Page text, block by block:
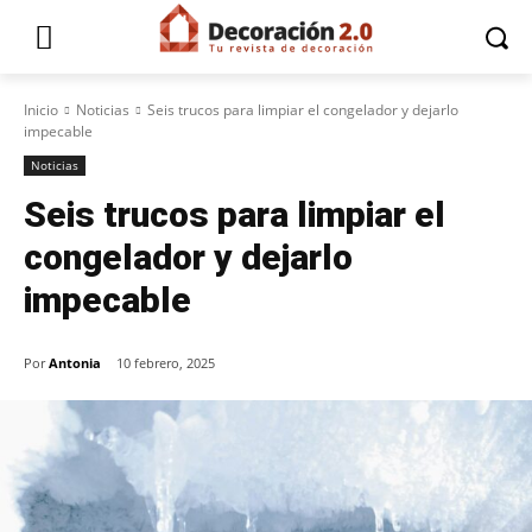
Inicio Noticias
Seis trucos para limpiar el congelador y dejarlo
impecable
Noticias
Seis trucos para limpiar el
congelador y dejarlo
impecable
Por Antonia 10 febrero, 2025